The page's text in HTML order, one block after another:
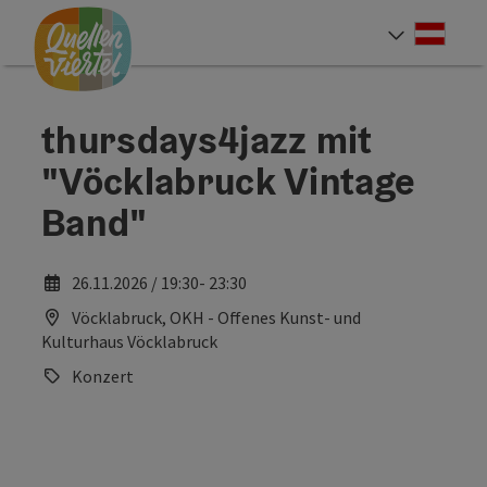
Zum Inhalt
Zur Navigation
Zum Seitenanfang
thursdays4jazz mit
"Vöcklabruck Vintage
Band"
26.11.2026 / 19:30- 23:30
Vöcklabruck, OKH - Offenes Kunst- und
Kulturhaus Vöcklabruck
Konzert